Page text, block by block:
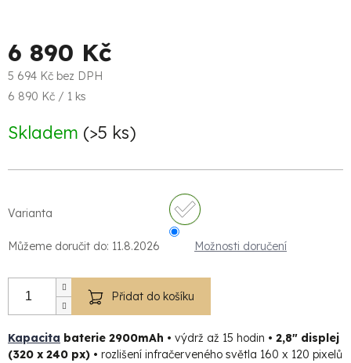
6 890 Kč
5 694 Kč bez DPH
Měrná
6 890 Kč / 1 ks
Skladem (>5 ks)
Varianta
Můžeme doručit do: 11.8.2026 Možnosti doručení
Přidat do košíku
Kapacita baterie 2900mAh • výdrž až 15 hodin • 2,8" displej
(320 x 240 px) • rozlišení infračerveného světla 160 x 120 pixelů